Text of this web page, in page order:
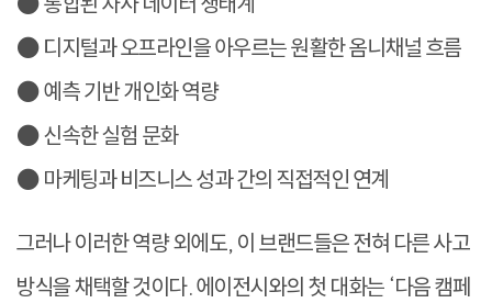
● 디지털과 오프라인을 아우르는 원활한 옴니채널 흐름
● 예측 기반 개인화 역량
● 신속한 실험 문화
● 마케팅과 비즈니스 성과 간의 직접적인 연계
그러나 이러한 역량 외에도, 이 브랜드들은 전혀 다른 사고
방식을 채택할 것이다. 에이전시와의 첫 대화는 ‘다음 캠페